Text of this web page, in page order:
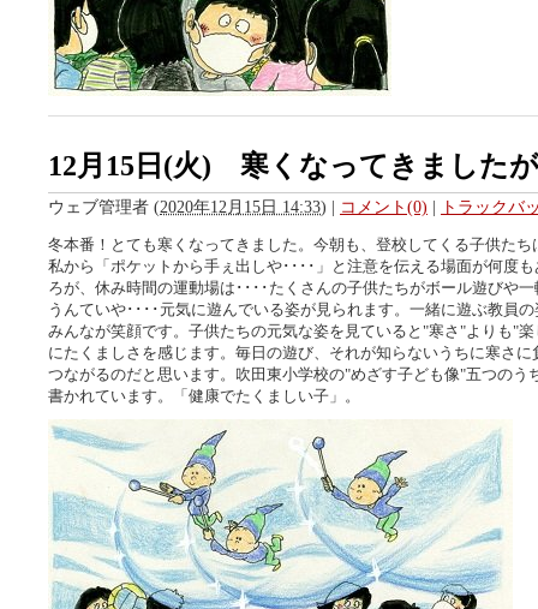
12月15日(火) 寒くなってきましたが
ウェブ管理者 (2020年12月15日 14:33) | コメント(0) | トラックバ
冬本番！とても寒くなってきました。今朝も、登校してくる子供たち
私から「ポケットから手ぇ出しや････」と注意を伝える場面が何度
ろが、休み時間の運動場は････たくさんの子供たちがボール遊びや
うんていや････元気に遊んでいる姿が見られます。一緒に遊ぶ教員
みんなが笑顔です。子供たちの元気な姿を見ていると"寒さ"よりも"
にたくましさを感じます。毎日の遊び、それが知らないうちに寒さ
つながるのだと思います。吹田東小学校の"めざす子ども像"五つのう
書かれています。「健康でたくましい子」。